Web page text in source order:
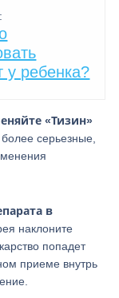
у ребенка?
«Тизин»
серьезные,
в
наклоните
попадет
приеме внутрь